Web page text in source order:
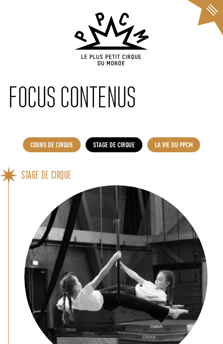
FOCUS CONTENUS
COURS DE CIRQUE STAGE DE CIRQUE LA VIE DU PPCM
STAGE DE CIRQUE